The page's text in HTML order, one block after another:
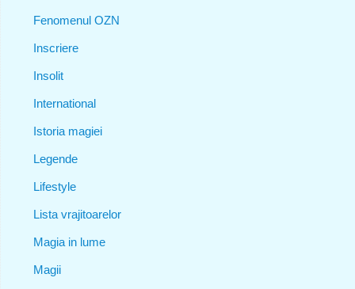
Fenomenul OZN
Inscriere
Insolit
International
Istoria magiei
Legende
Lifestyle
Lista vrajitoarelor
Magia in lume
Magii